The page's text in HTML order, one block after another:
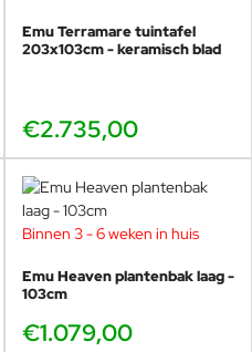
loungemeubelen
Emu-dealer ter werelden
voorraad wereldwijd.
leveren en inhoudelijk
van jouw ideale Saint
die later eenvoudig uit
uitvoeringen en
Emu Terramare tuintafel
203x103cm - keramisch blad
€2.735,00
Binnen 3 - 6 weken in huis
Emu Heaven plantenbak laag -
103cm
€1.079,00